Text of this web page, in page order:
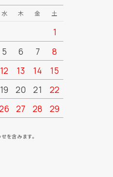
水 木 金 土
1
5 6 7
8
12 13 14
15
19 20 21
22
27 28
29
を含みます。